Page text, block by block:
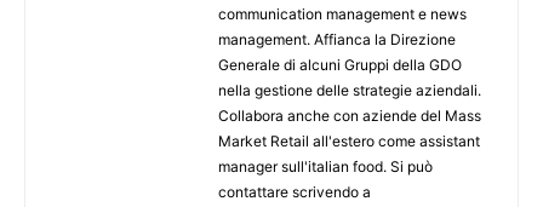
communication management e news
management. Affianca la Direzione
Generale di alcuni Gruppi della GDO
nella gestione delle strategie aziendali.
Collabora anche con aziende del Mass
Market Retail all'estero come assistant
manager sull'italian food. Si può
contattare scrivendo a